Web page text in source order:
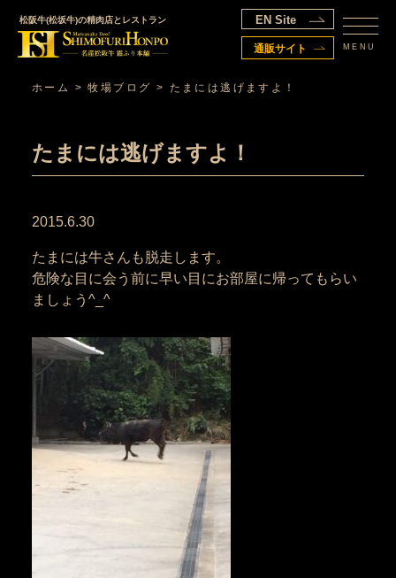
松阪牛(松坂牛)の精肉店とレストラン
通販サイト
EN Site
MENU
ホーム >牧場ブログ > たまには逃げますよ！
たまには逃げますよ！
2015.6.30
たまには牛さんも脱走します。
危険な目に会う前に早い目にお部屋に帰ってもらい
ましょう^_^